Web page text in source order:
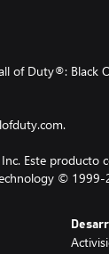
of Duty®: Black
Este producto
©